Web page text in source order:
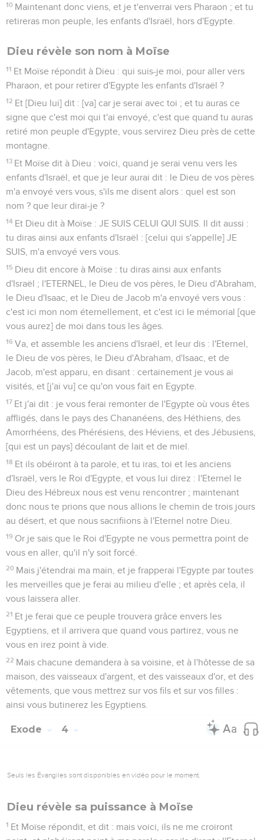
10 Maintenant donc viens, et je t'enverrai vers Pharaon ; et tu
retireras mon peuple, les enfants d'Israël, hors d'Egypte.
Dieu révèle son nom à Moïse
11 Et Moïse répondit à Dieu : qui suis-je moi, pour aller vers
Pharaon, et pour retirer d'Egypte les enfants d'Israël ?
12 Et [Dieu lui] dit : [va] car je serai avec toi ; et tu auras ce
signe que c'est moi qui t'ai envoyé, c'est que quand tu auras
retiré mon peuple d'Egypte, vous servirez Dieu près de cette
montagne.
13 Et Moïse dit à Dieu : voici, quand je serai venu vers les
enfants d'Israël, et que je leur aurai dit : le Dieu de vos pères
m'a envoyé vers vous, s'ils me disent alors : quel est son
nom ? que leur dirai-je ?
14 Et Dieu dit à Moïse : JE SUIS CELUI QUI SUIS. Il dit aussi :
tu diras ainsi aux enfants d'Israël : [celui qui s'appelle] JE
SUIS, m'a envoyé vers vous.
15 Dieu dit encore à Moïse : tu diras ainsi aux enfants
d'Israël ; l'ETERNEL, le Dieu de vos pères, le Dieu d'Abraham,
le Dieu d'Isaac, et le Dieu de Jacob m'a envoyé vers vous :
c'est ici mon nom éternellement, et c'est ici le mémorial [que
vous aurez] de moi dans tous les âges.
16 Va, et assemble les anciens d'Israël, et leur dis : l'Eternel,
le Dieu de vos pères, le Dieu d'Abraham, d'Isaac, et de
Jacob, m'est apparu, en disant : certainement je vous ai
visités, et [j'ai vu] ce qu'on vous fait en Egypte.
17 Et j'ai dit : je vous ferai remonter de l'Egypte où vous êtes
affligés, dans le pays des Chananéens, des Héthiens, des
Amorrhéens, des Phérésiens, des Héviens, et des Jébusiens,
[qui est un pays] découlant de lait et de miel.
18 Et ils obéiront à ta parole, et tu iras, toi et les anciens
d'Israël, vers le Roi d'Egypte, et vous lui direz : l'Eternel le
Dieu des Hébreux nous est venu rencontrer ; maintenant
donc nous te prions que nous allions le chemin de trois jours
au désert, et que nous sacrifiions à l'Eternel notre Dieu.
19 Or je sais que le Roi d'Egypte ne vous permettra point de
vous en aller, qu'il n'y soit forcé.
20 Mais j'étendrai ma main, et je frapperai l'Egypte par toutes
les merveilles que je ferai au milieu d'elle ; et après cela, il
vous laissera aller.
21 Et je ferai que ce peuple trouvera grâce envers les
Egyptiens, et il arrivera que quand vous partirez, vous ne
vous en irez point à vide.
22 Mais chacune demandera à sa voisine, et à l'hôtesse de sa
maison, des vaisseaux d'argent, et des vaisseaux d'or, et des
vêtements, que vous mettrez sur vos fils et sur vos filles :
ainsi vous butinerez les Egyptiens.
Exode 4
Seuls les Évangiles sont disponibles en vidéo pour le moment.
Dieu révèle sa puissance à Moïse
1 Et Moïse répondit, et dit : mais voici, ils ne me croiront